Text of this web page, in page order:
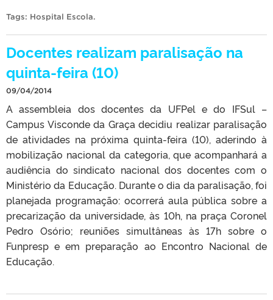
Tags: Hospital Escola.
Docentes realizam paralisação na
quinta-feira (10)
09/04/2014
A assembleia dos docentes da UFPel e do IFSul –
Campus Visconde da Graça decidiu realizar paralisação
de atividades na próxima quinta-feira (10), aderindo à
mobilização nacional da categoria, que acompanhará a
audiência do sindicato nacional dos docentes com o
Ministério da Educação. Durante o dia da paralisação, foi
planejada programação: ocorrerá aula pública sobre a
precarização da universidade, às 10h, na praça Coronel
Pedro Osório; reuniões simultâneas às 17h sobre o
Funpresp e em preparação ao Encontro Nacional de
Educação.